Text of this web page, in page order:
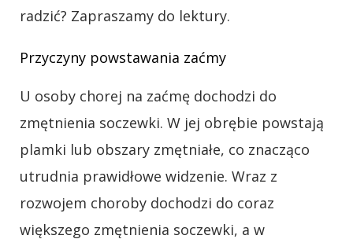
radzić? Zapraszamy do lektury.
Przyczyny powstawania zaćmy
U osoby chorej na zaćmę dochodzi do
zmętnienia soczewki. W jej obrębie powstają
plamki lub obszary zmętniałe, co znacząco
utrudnia prawidłowe widzenie. Wraz z
rozwojem choroby dochodzi do coraz
większego zmętnienia soczewki, a w